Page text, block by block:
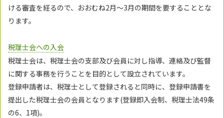
ける審査を経るので、おおむね2月～3月の期間を要することとな
ります。
税理士会への入会
税理士会は、税理士会の支部及び会員に対し指導、連絡及び監督
に関する事務を行うことを目的として設立されています。
登録申請者は、税理士として登録されると同時に、登録申請書を
提出した税理士会の会員となります(登録即入会制、税理士法49条
の6、1項)。